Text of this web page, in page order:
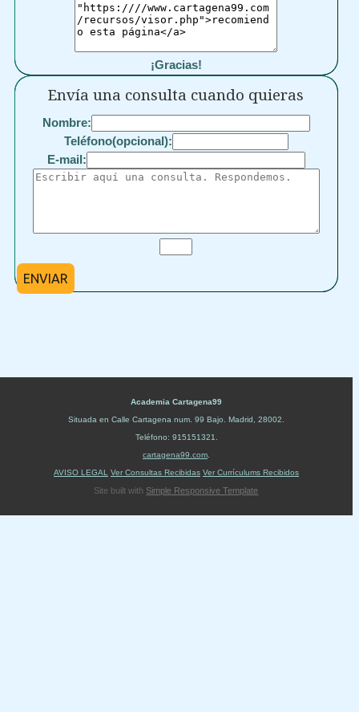
¡Gracias!
Envía una consulta cuando quieras
Nombre:
Teléfono(opcional):
E-mail:
ENVIAR
Academia Cartagena99
Situada en Calle Cartagena num. 99 Bajo Madrid 28002
Teléfono: 915151321
cartagena99.com
AVISO LEGAL
Ver Consultas Recibidas Ver Currículums Recibidos
Site built with Simple Responsive Template